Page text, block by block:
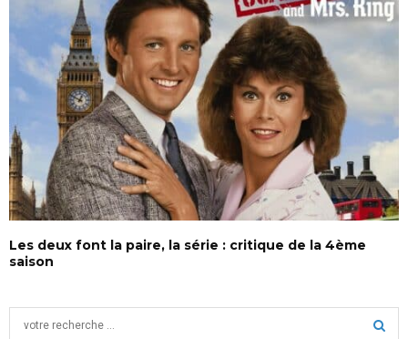
Les deux font la paire, la série : critique de la 4ème
saison